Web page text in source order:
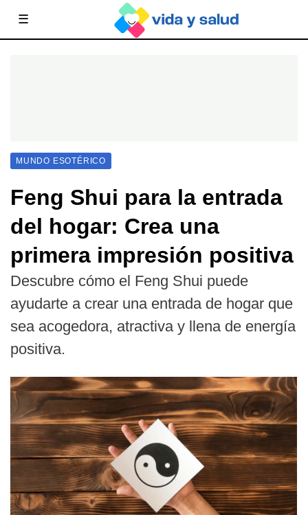
☰
MUNDO ESOTÉRICO
Feng Shui para la entrada
del hogar: Crea una
primera impresión positiva
Descubre cómo el Feng Shui puede
ayudarte a crear una entrada de hogar que
sea acogedora, atractiva y llena de energía
positiva.